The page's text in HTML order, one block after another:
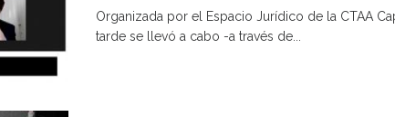
Organizada por el Espacio Jurídico de la CTAA
tarde se llevó a cabo -a través de...